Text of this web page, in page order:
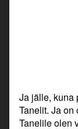
Ja jälle, kuna
Tanelit. Ja
Tanelile olen